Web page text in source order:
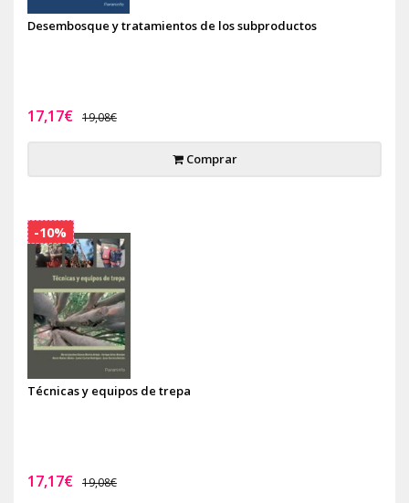
Desembosque y tratamientos de los subproductos
17,17€ 19,08€
Comprar
Técnicas y equipos de trepa
17,17€ 19,08€
-10%